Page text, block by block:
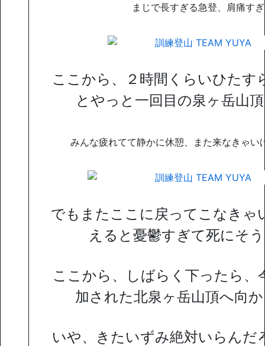
まじで長すぎる急登、肩痛すぎ
ここから、２時間くらいひたす
とやっと一回目の泉ヶ岳山
みんな疲れてて静かに休憩、また来なきゃい
でもまたここに戻ってこなきゃ
えると憂鬱すぎて死にそ
ここから、しばらく下ったら、
加された北泉ヶ岳山頂へ向
いや、きたいずみ絶対いらんだ